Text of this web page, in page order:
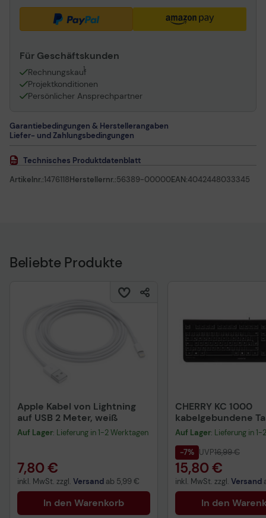
Für Geschäftskunden
Rechnungskauf
1
Projektkonditionen
Persönlicher Ansprechpartner
Garantiebedingungen & Herstellerangaben
Liefer- und Zahlungsbedingungen
Technisches Produktdatenblatt
Artikelnr.:1476118Herstellernr.:56389-00000EAN:4042448033345
Beliebte Produkte
Apple Kabel von Lightning
auf USB 2 Meter, weiß
Auf Lager: Lieferung in 1-2 Werktagen
7,80 €
inkl. MwSt. zzgl. Versand ab 5,99 €
In den Warenkorb
CHERRY KC 1000
kabelgebundene
QWERTZ DE -
Auf Lager: Lieferung in
-7% UVP16,99 €
15,80 €
inkl. MwSt. zzgl. Versand
In den